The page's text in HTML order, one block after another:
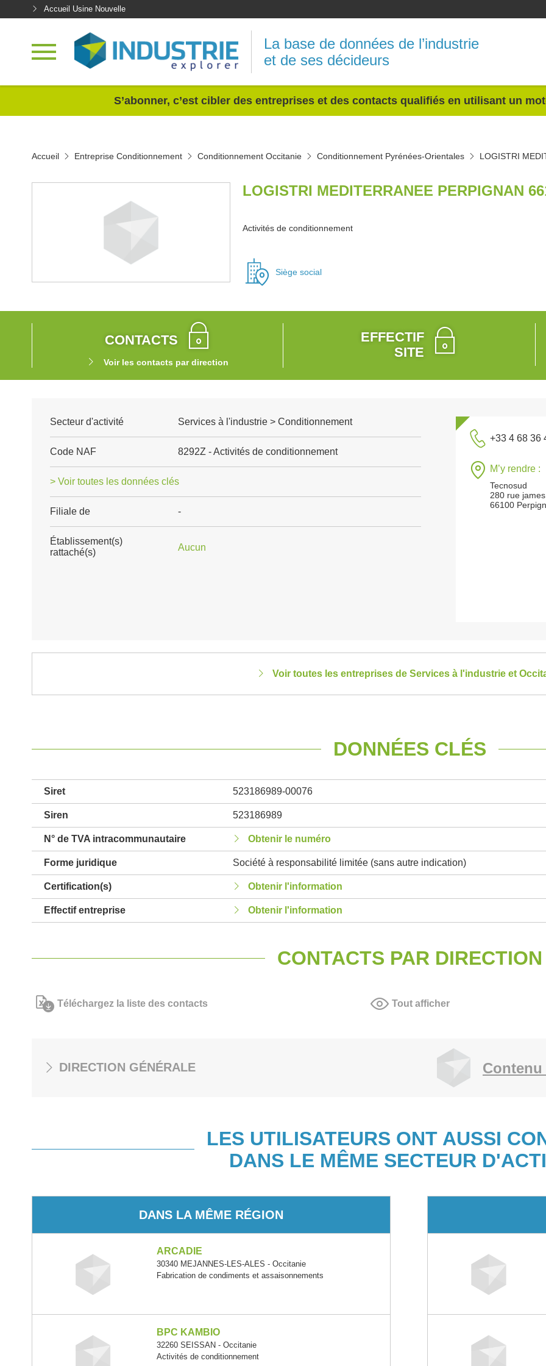
Accueil Usine Nouvelle
La base de données de l’industrie
et de ses décideurs
S’abonner, c’est cibler des entreprises et des contacts qualifiés en utilisant un
Accueil Entreprise Conditionnement Conditionnement Occitanie Conditionnement Pyrénées-Orientales LOGISTRI
LOGISTRI MEDITERRANEE PERPIGNAN
Activités de conditionnement
Siège social
CONTACTS
Voir les contacts par direction
EFFECTIF
SITE
Secteur d'activité Services à l'industrie > Conditionnement
Code NAF 8292Z - Activités de conditionnement
> Voir toutes les données clés
Filiale de -
Établissement(s)
rattaché(s)
Aucun
+33 4 68 36
M’y rendre :
Tecnosud
280 rue
66100
Voir toutes les entreprises de Services à l'industrie et
DONNÉES CLÉS
Siret 523186989-00076
Siren 523186989
N° de TVA intracommunautaire Obtenir le numéro
Forme juridique Société à responsabilité limitée (sans autre indication)
Certification(s) Obtenir l'information
Effectif entreprise Obtenir l'information
CONTACTS PAR DIRECTION
Téléchargez la liste des contacts Tout afficher
DIRECTION GÉNÉRALE
LES UTILISATEURS ONT AUSSI
DANS LE MÊME SECTEUR
DANS LA MÊME RÉGION
ARCADIE
30340 MEJANNES-LES-ALES - Occitanie
Fabrication de condiments et assaisonnements
BPC KAMBIO
32260 SEISSAN - Occitanie
Activités de conditionnement